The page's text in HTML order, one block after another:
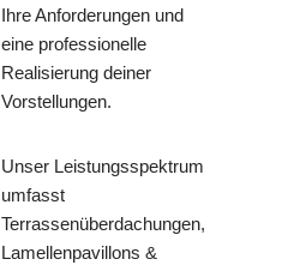
Ihre Anforderungen und
eine professionelle
Realisierung deiner
Vorstellungen.
Unser Leistungsspektrum
umfasst
Terrassenüberdachungen,
Lamellenpavillons &